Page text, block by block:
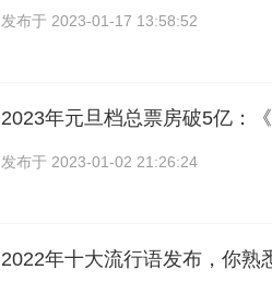
发布于 2023-01-17 13:58:52
2023年元旦档总票房破5亿：
发布于 2023-01-02 21:26:24
2022年十大流行语发布，你熟